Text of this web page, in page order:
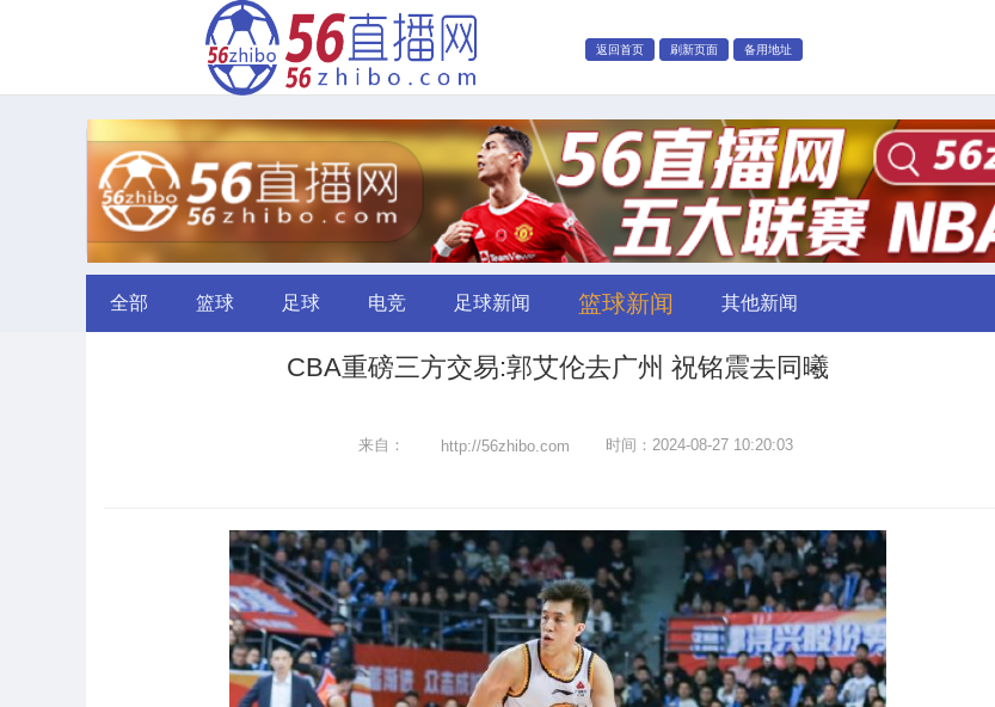
返回首页 刷新页面 备用地址
全部 篮球 足球 电竞 足球新闻 篮球新闻 其他新闻
CBA重磅三方交易:郭艾伦去广州 祝铭震去同曦
来自： http://56zhibo.com 时间：2024-08-27 10:20:03